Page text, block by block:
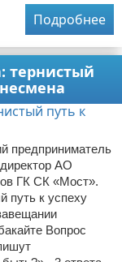
Подробнее
тернистый
предприниматель
АО
ГК СК «Мост».
путь к успеху
Вопрос